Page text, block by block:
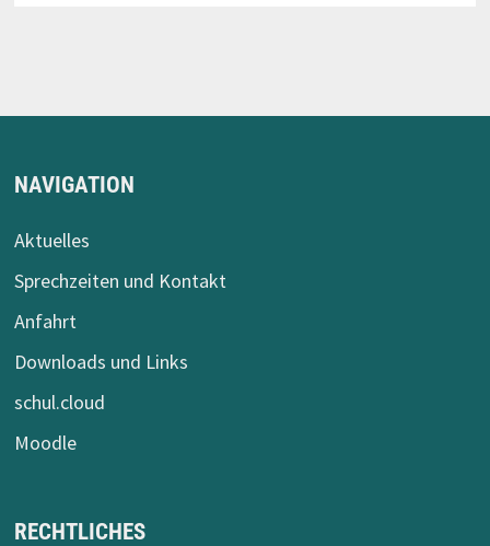
NAVIGATION
Aktuelles
Sprechzeiten und Kontakt
Anfahrt
Downloads und Links
schul.cloud
Moodle
RECHTLICHES